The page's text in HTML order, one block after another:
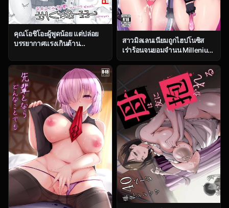
คุณโอชิโอะผู้พูดน้อย แต่ปล่อย
บรรยากาศแรงเกินต้าน
Ooshio-san
สาวมิลเลนเนียมถูกไฮปโนซิส
เร่าร้อนจนยอมจำนน Millenium
Saiin Shinshoku [Taishou
Romanesque (Toono Suika)]